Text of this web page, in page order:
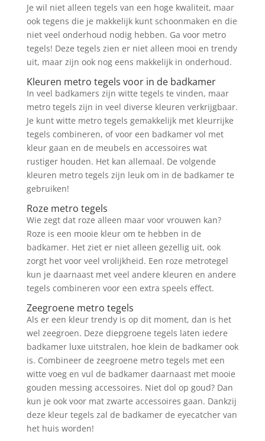
Je wil niet alleen tegels van een hoge kwaliteit, maar
ook tegens die je makkelijk kunt schoonmaken en die
niet veel onderhoud nodig hebben. Ga voor metro
tegels! Deze tegels zien er niet alleen mooi en trendy
uit, maar zijn ook nog eens makkelijk in onderhoud.
Kleuren metro tegels voor in de badkamer
In veel badkamers zijn witte tegels te vinden, maar
metro tegels zijn in veel diverse kleuren verkrijgbaar.
Je kunt witte metro tegels gemakkelijk met kleurrijke
tegels combineren, of voor een badkamer vol met
kleur gaan en de meubels en accessoires wat
rustiger houden. Het kan allemaal. De volgende
kleuren metro tegels zijn leuk om in de badkamer te
gebruiken!
Roze metro tegels
Wie zegt dat roze alleen maar voor vrouwen kan?
Roze is een mooie kleur om te hebben in de
badkamer. Het ziet er niet alleen gezellig uit, ook
zorgt het voor veel vrolijkheid. Een roze metrotegel
kun je daarnaast met veel andere kleuren en andere
tegels combineren voor een extra speels effect.
Zeegroene metro tegels
Als er een kleur trendy is op dit moment, dan is het
wel zeegroen. Deze diepgroene tegels laten iedere
badkamer luxe uitstralen, hoe klein de badkamer ook
is. Combineer de zeegroene metro tegels met een
witte voeg en vul de badkamer daarnaast met mooie
gouden messing accessoires. Niet dol op goud? Dan
kun je ook voor mat zwarte accessoires gaan. Dankzij
deze kleur tegels zal de badkamer de eyecatcher van
het huis worden!